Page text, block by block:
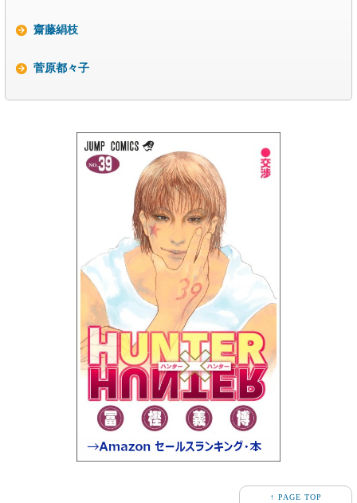
齋藤絹枝
菅原都々子
↑ PAGE TOP